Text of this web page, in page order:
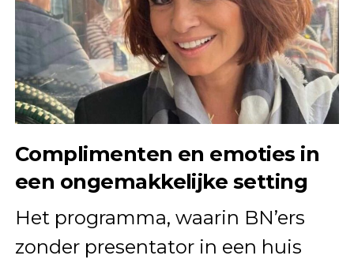
Complimenten en emoties in
een ongemakkelijke setting
Het programma, waarin BN’ers
zonder presentator in een huis